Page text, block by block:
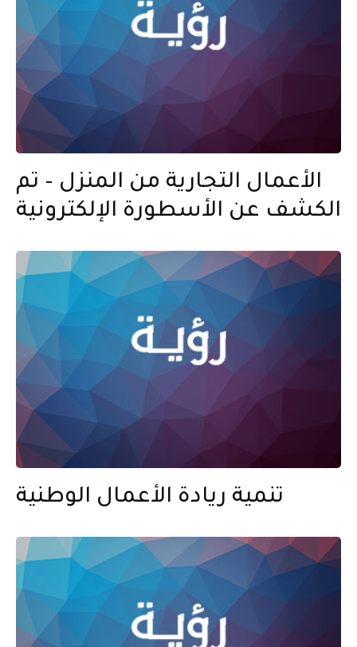
الأعمال التجارية من المنزل – تم
الكشف عن الأسطورة الإلكترونية
تنمية ريادة الأعمال الوطنية